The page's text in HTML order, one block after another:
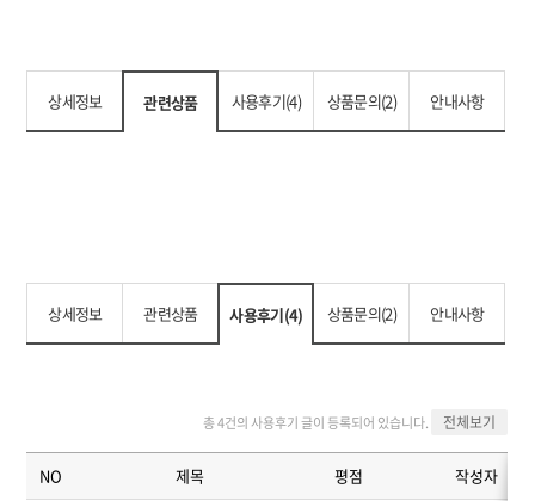
상세정보 관련상품 사용후기(4) 상품문의(2) 안내사항
상세정보 관련상품 사용후기(4) 상품문의(2) 안내사항